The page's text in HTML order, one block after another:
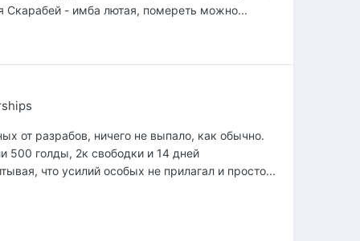
Скарабей - имба лютая, помереть можно...
от разрабов, ничего не выпало, как обычно.
500 голды, 2к свободки и 14 дней
что усилий особых не прилагал и просто...